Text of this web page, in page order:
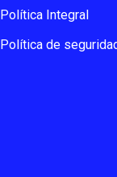
Política Integral
Política de